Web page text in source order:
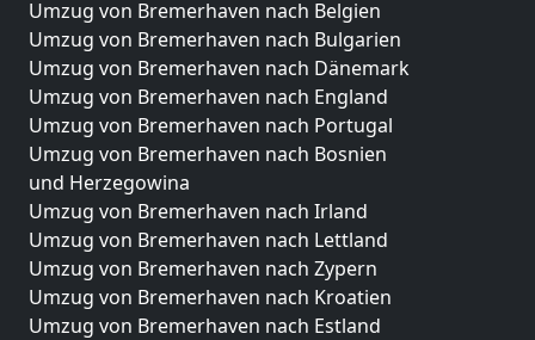
Umzug von Bremerhaven nach Belgien
Umzug von Bremerhaven nach Bulgarien
Umzug von Bremerhaven nach Dänemark
Umzug von Bremerhaven nach England
Umzug von Bremerhaven nach Portugal
Umzug von Bremerhaven nach Bosnien
und Herzegowina
Umzug von Bremerhaven nach Irland
Umzug von Bremerhaven nach Lettland
Umzug von Bremerhaven nach Zypern
Umzug von Bremerhaven nach Kroatien
Umzug von Bremerhaven nach Estland